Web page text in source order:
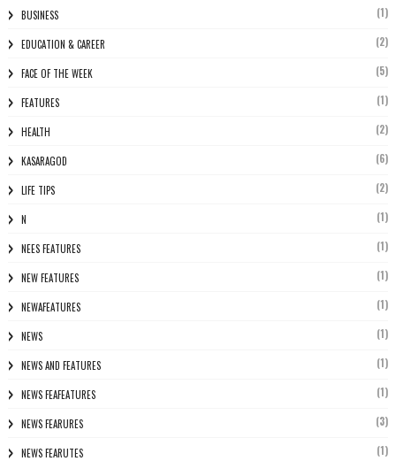
BUSINESS (1)
EDUCATION & CAREER (2)
FACE OF THE WEEK (5)
FEATURES (1)
HEALTH (2)
KASARAGOD (6)
LIFE TIPS (2)
N (1)
NEES FEATURES (1)
NEW FEATURES (1)
NEWAFEATURES (1)
NEWS (1)
NEWS AND FEATURES (1)
NEWS FEAFEATURES (1)
NEWS FEARURES (3)
NEWS FEARUTES (1)